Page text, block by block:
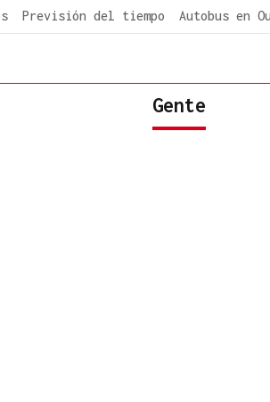
Previsión del tiempo Autobus en
Gente